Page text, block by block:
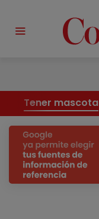
Tener mascota